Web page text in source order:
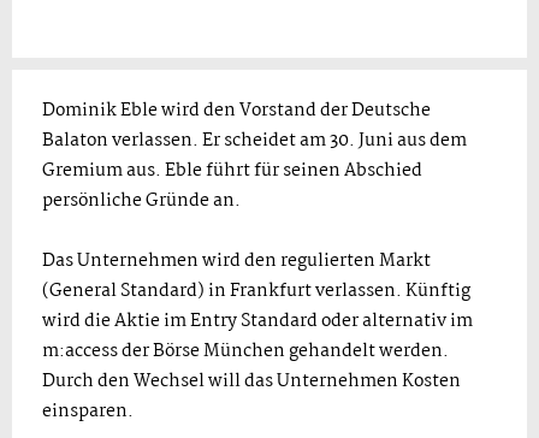
Dominik Eble wird den Vorstand der Deutsche
Balaton verlassen. Er scheidet am 30. Juni aus dem
Gremium aus. Eble führt für seinen Abschied
persönliche Gründe an.
Das Unternehmen wird den regulierten Markt
(General Standard) in Frankfurt verlassen. Künftig
wird die Aktie im Entry Standard oder alternativ im
m:access der Börse München gehandelt werden.
Durch den Wechsel will das Unternehmen Kosten
einsparen.